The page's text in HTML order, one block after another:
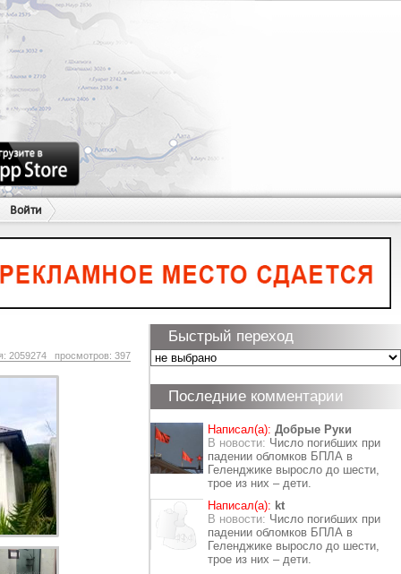
Войти
2059274 просмотров: 397
Быстрый переход
Последние комментарии
Написал(а): Добрые Руки
В новости: Число погибших при
падении обломков БПЛА в
Геленджике выросло до шести,
трое из них – дети.
Написал(а): kt
В новости: Число погибших при
падении обломков БПЛА в
Геленджике выросло до шести,
трое из них – дети.